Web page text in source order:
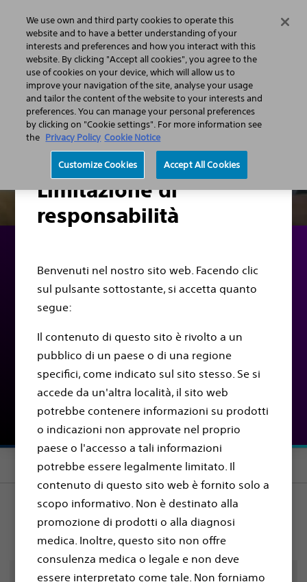
Limitazione di
responsabilità
Benvenuti nel nostro sito web. Facendo clic
sul pulsante sottostante, si accetta quanto
segue:
Il contenuto di questo sito è rivolto a un
pubblico di un paese o di una regione
specifici, come indicato sul sito stesso. Se si
accede da un'altra località, il sito web
potrebbe contenere informazioni su prodotti
o indicazioni non approvate nel proprio
paese o l'accesso a tali informazioni
potrebbe essere legalmente limitato. Il
contenuto di questo sito web è fornito solo a
scopo informativo. Non è destinato alla
promozione di prodotti o alla diagnosi
medica. Inoltre, questo sito non offre
consulenza medica o legale e non deve
essere interpretato come tale. Non forniamo
PREPARARSI ALLA PROCEDURA
Domande da porre al
suo medico sulla
procedura d'impianto
defibrillatore
sottocutaneo
Section menu
We use own and third party cookies to operate this
website and to have a better understanding of your
interests and preferences and how you interact with this
website. By clicking "Accept all cookies", you agree to the
use of cookies on your device, which will allow us to
improve your navigation of the site, analyse your usage
and tailor the content of the website to your interests and
preferences. You can manage your personal preferences
by clicking on "Cookie settings". For more information see
the Privacy Policy Cookie Notice
Customize Cookies Accept All Cookies